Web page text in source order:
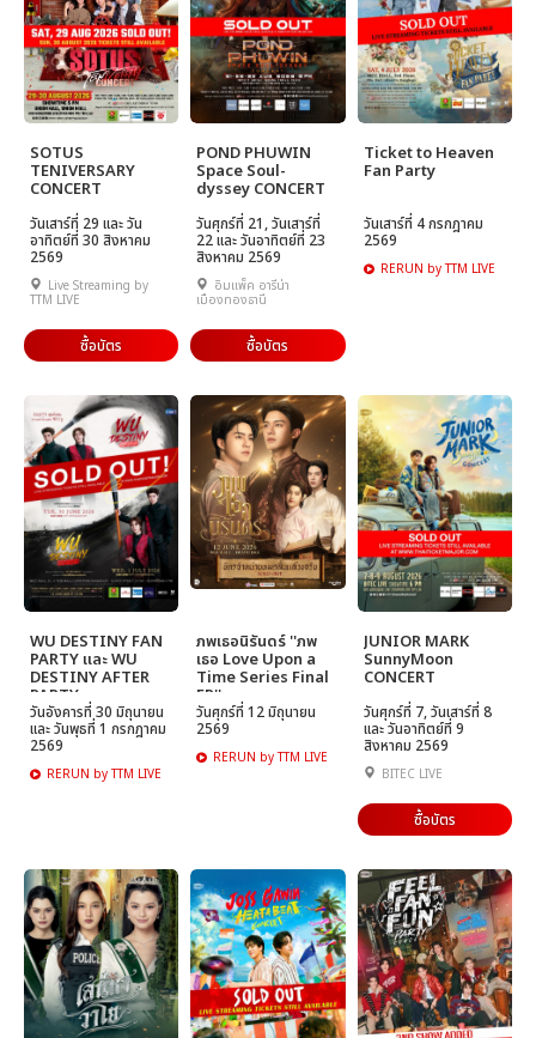
SOTUS
TENIVERSARY
CONCERT
วันเสาร์ที่ 29 และ วัน
อาทิตย์ที่ 30 สิงหาคม
2569
Live Streaming by
TTM LIVE
ซื้อบัตร
POND PHUWIN
Space Soul-
dyssey CONCERT
วันศุกร์ที่ 21, วันเสาร์ที่
22 และ วันอาทิตย์ที่ 23
สิงหาคม 2569
อิมแพ็ค อารีน่า
เมืองทองธานี
ซื้อบัตร
Ticket to Heaven
Fan Party
วันเสาร์ที่ 4 กรกฎาคม
2569
RERUN by TTM LIVE
WU DESTINY FAN
PARTY และ WU
DESTINY AFTER
PARTY
วันอังคารที่ 30 มิถุนายน
และ วันพุธที่ 1 กรกฎาคม
2569
RERUN by TTM LIVE
ภพเธอนิรันดร์ ''ภพ
เธอ Love Upon a
Time Series Final
EP''
วันศุกร์ที่ 12 มิถุนายน
2569
RERUN by TTM LIVE
JUNIOR MARK
SunnyMoon
CONCERT
วันศุกร์ที่ 7, วันเสาร์ที่ 8
และ วันอาทิตย์ที่ 9
สิงหาคม 2569
BITEC LIVE
ซื้อบัตร